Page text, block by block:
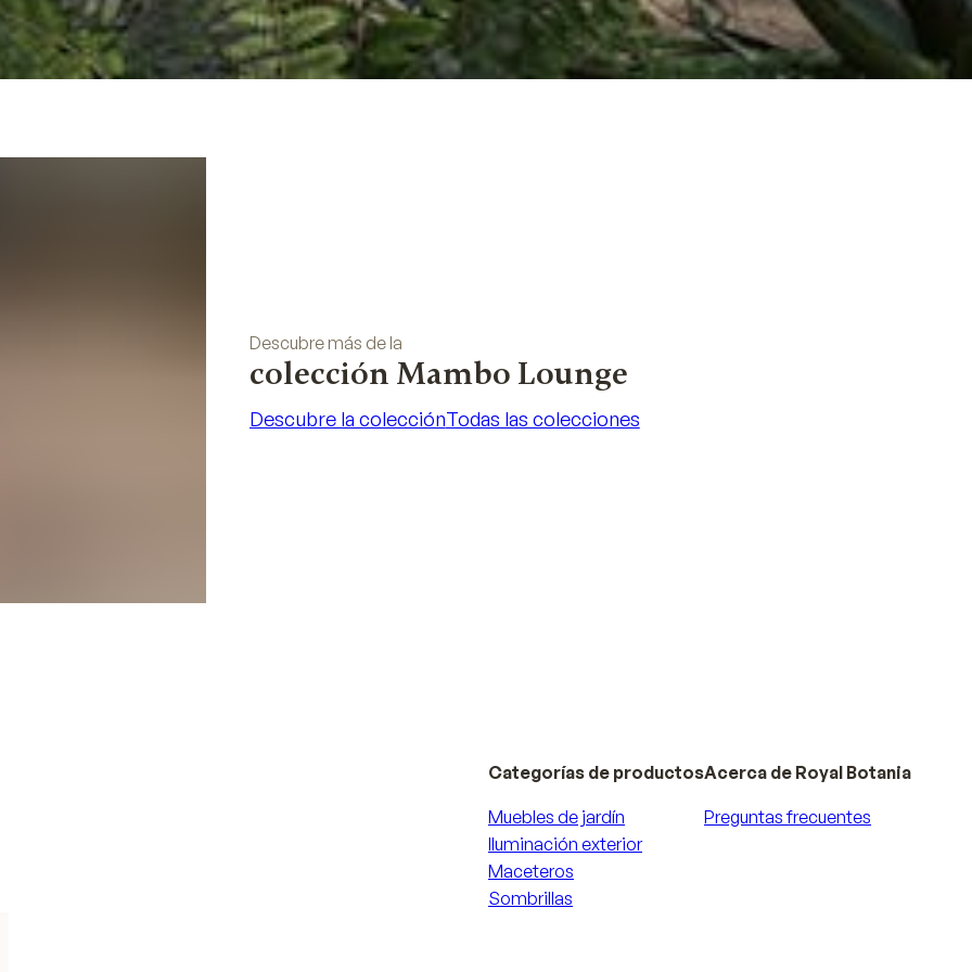
Descubre más de la
colección Mambo Lounge
Descubre la colecciónTodas las colecciones
Categorías de productos
Muebles de jardín
Iluminación exterior
Maceteros
Sombrillas
Acerca de Royal Botania
Preguntas frecuentes